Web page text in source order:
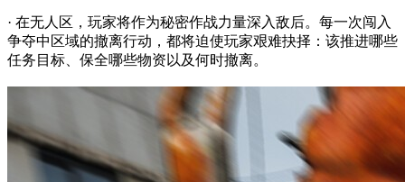
· 在无人区，玩家将作为秘密作战力量深入敌后。每一次闯入
争夺中区域的撤离行动，都将迫使玩家艰难抉择：该推进哪些
任务目标、保全哪些物资以及何时撤离。